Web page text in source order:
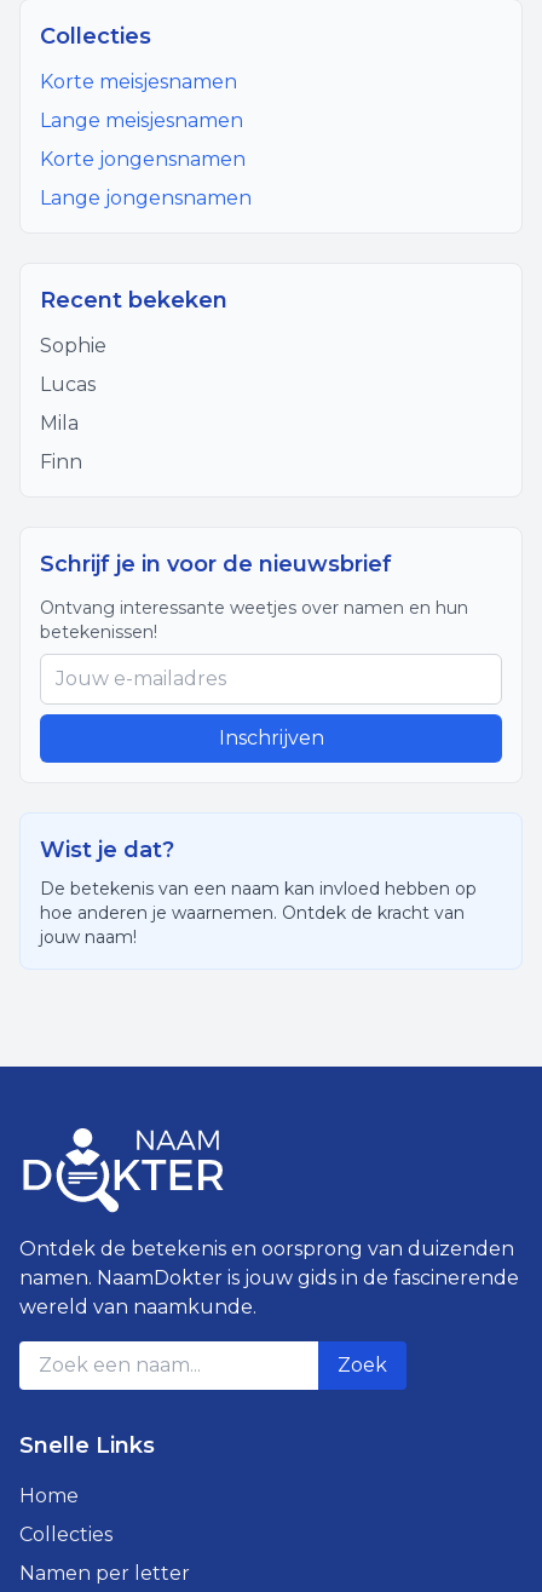
Collecties
Korte meisjesnamen
Lange meisjesnamen
Korte jongensnamen
Lange jongensnamen
Recent bekeken
Sophie
Lucas
Mila
Finn
Schrijf je in voor de nieuwsbrief
Ontvang interessante weetjes over namen en hun
betekenissen!
Inschrijven
Wist je dat?
De betekenis van een naam kan invloed hebben op
hoe anderen je waarnemen. Ontdek de kracht van
jouw naam!
Ontdek de betekenis en oorsprong van duizenden
namen. NaamDokter is jouw gids in de fascinerende
wereld van naamkunde.
Zoek
Snelle Links
Home
Collecties
Namen per letter